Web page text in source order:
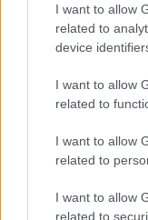
I want to allow
related to
device
I want to allow
related to
I want to allow
related to
I want to allow
related to
Rak pluća je
bolesti, a
visokim rizikom.
radne grupe za
pregled treba da
20 pak-godina,
godina, koje i